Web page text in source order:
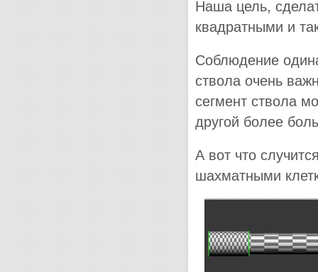
Наша цель,
квадратными и
Соблюдение
ствола очень
сегмент ствола
другой более
А вот что
шахматными